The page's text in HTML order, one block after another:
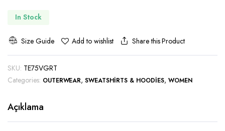
In Stock
Size Guide Add to wishlist Share this Product
SKU: TE75VGRT
Categories: OUTERWEAR,SWEATSHIRTS & HOODIES, WOMEN
Açıklama